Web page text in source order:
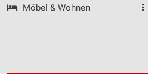
Möbel & Wohnen